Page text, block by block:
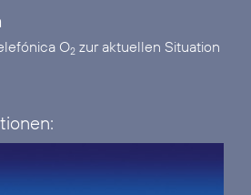
O2 zur aktuellen Situation